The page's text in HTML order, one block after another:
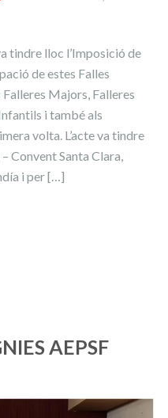
tindre lloc l’Imposició de
de estes Falles
Falleres Majors, Falleres
i també als
volta. L’acte va tindre
Convent Santa Clara,
i per […]
AEPSF